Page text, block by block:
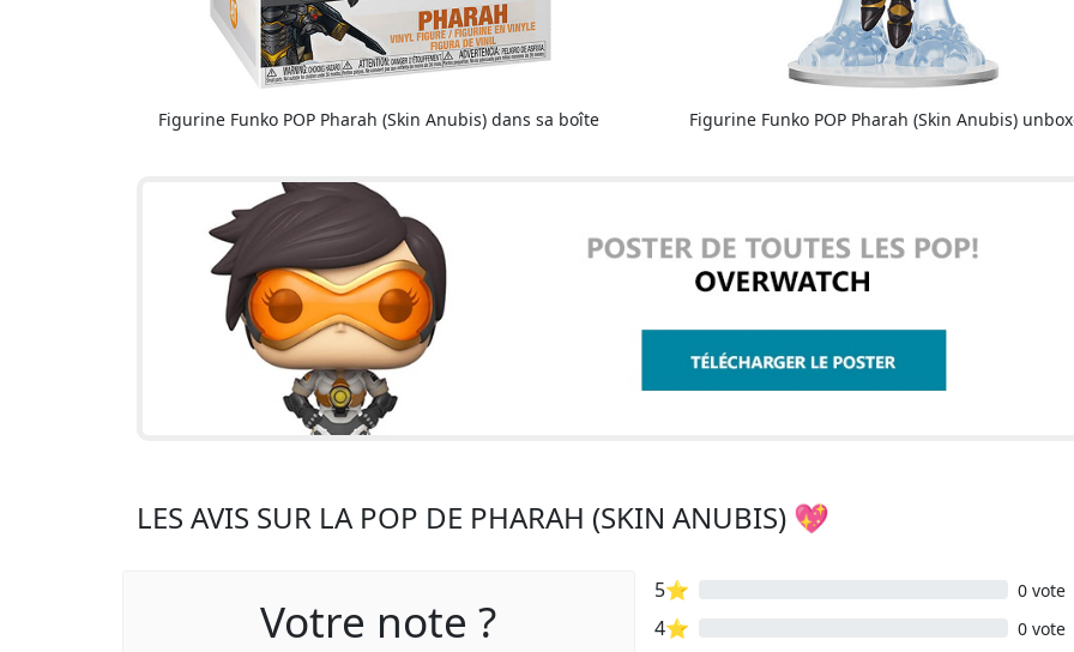
Figurine Funko POP Pharah (Skin Anubis) dans sa boîte Figurine Funko POP Pharah (Skin Anubis)
LES AVIS SUR LA POP DE PHARAH (SKIN ANUBIS) 💖
Votre note ?
5⭐ 0 vote
4⭐ 0 vote